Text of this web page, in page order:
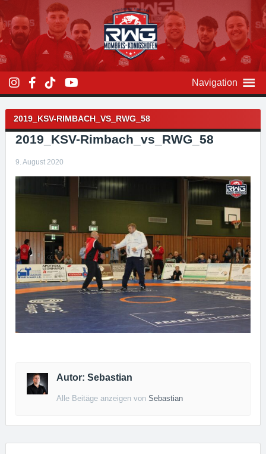
Inhalt
überspringen
Navigation
2019_KSV-RIMBACH_VS_RWG_58
2019_KSV-Rimbach_vs_RWG_58
9. August 2020
Autor: Sebastian
Alle Beitäge anzeigen vonSebastian
Beitragsnavigation